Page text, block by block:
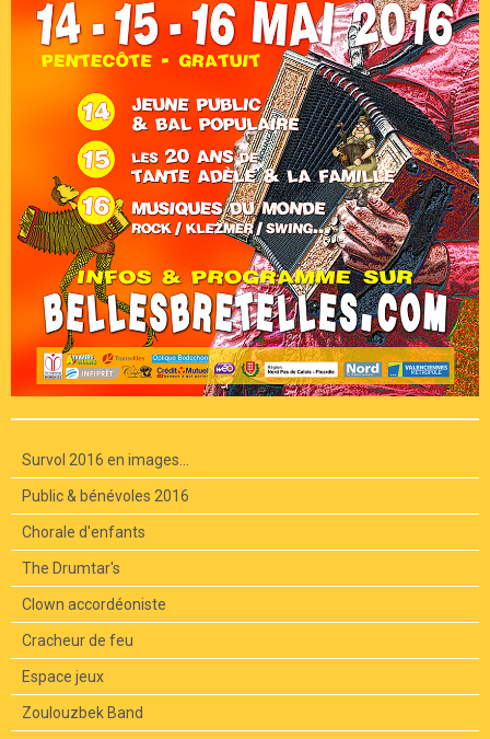
Survol 2016 en images...
Public & bénévoles 2016
Chorale d'enfants
The Drumtar's
Clown accordéoniste
Cracheur de feu
Espace jeux
Zoulouzbek Band